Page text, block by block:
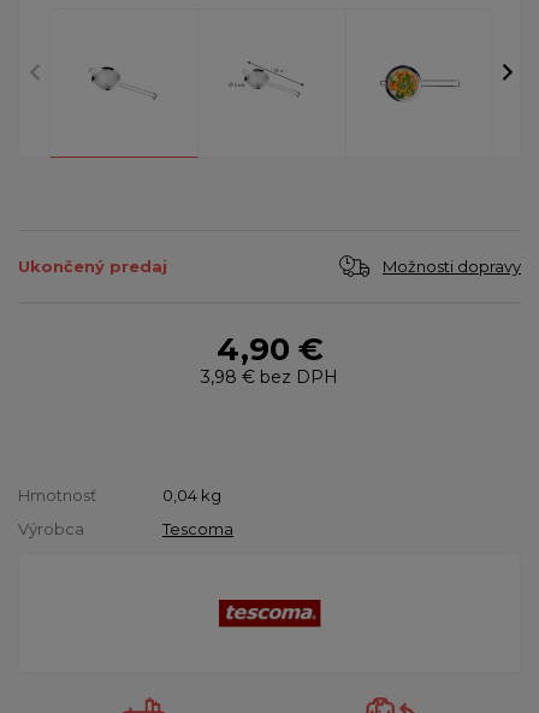
Ukončený predaj Možnosti dopravy
4,90 €
3,98 € bez DPH
Hmotnosť 0,04 kg
Výrobca
Tescoma